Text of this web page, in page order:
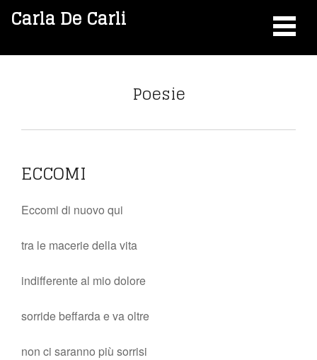
Carla De Carli
Poesie
ECCOMI
Eccomi di nuovo qui
tra le macerie della vita
indifferente al mio dolore
sorride beffarda e va oltre
non ci saranno più sorrisi